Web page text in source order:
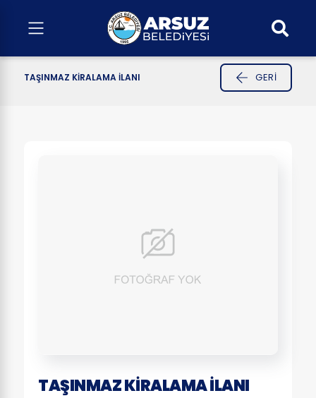
TAŞINMAZ KİRALAMA İLANI GERI
TAŞINMAZ KİRALAMA İLANI